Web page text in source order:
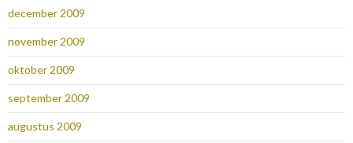
december 2009
november 2009
oktober 2009
september 2009
augustus 2009